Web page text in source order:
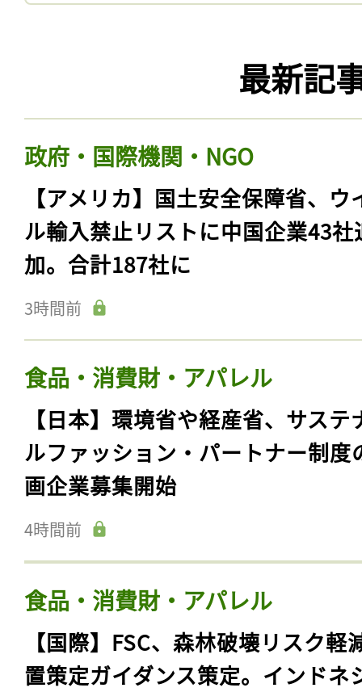
最新記
政府・国際機関・NGO
【アメリカ】国土安全保障省、ウ
ル輸入禁止リストに中国企業43社
加。合計187社に
3時間前
食品・消費財・アパレル
【日本】環境省や経産省、サステ
ルファッション・パートナー制度
画企業募集開始
4時間前
食品・消費財・アパレル
【国際】FSC、森林破壊リスク軽
置策定ガイダンス策定。インドネ